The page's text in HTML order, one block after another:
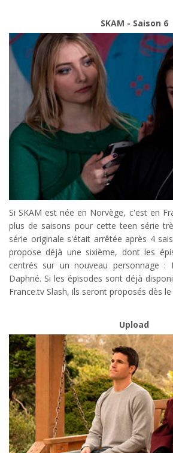
SKAM - Saison 6
Si SKAM est née en Norvège, c'est en
plus de saisons pour cette teen série
série originale s'était arrêtée après 4
propose déjà une sixième, dont les
centrés sur un nouveau personnage :
Daphné. Si les épisodes sont déjà
France.tv Slash, ils seront proposés dès
Upload